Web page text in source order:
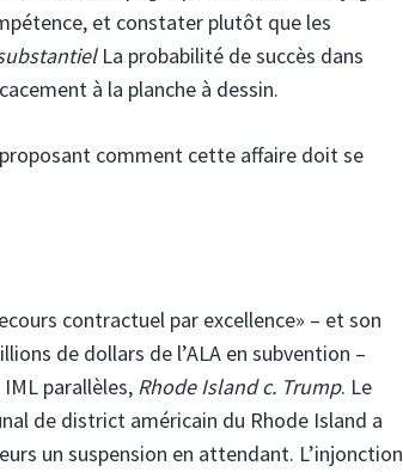
et constater plutôt que les
La probabilité de succès dans
à la planche à dessin.
comment cette affaire doit se
contractuel par excellence» – et son
de dollars de l’ALA en subvention –
parallèles, Rhode Island c. Trump. Le
de district américain du Rhode Island a
un suspension en attendant. L’injonction